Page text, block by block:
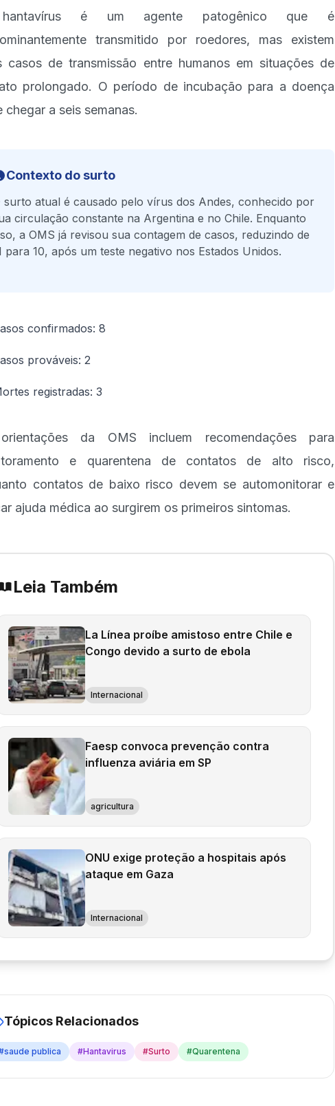
é um agente patogênico que é
transmitido por roedores, mas existem
casos de transmissão entre humanos em situações de
prolongado. O período de incubação para a doença
chegar a seis semanas.
Contexto do surto
surto atual é causado pelo vírus dos Andes, conhecido por
circulação constante na Argentina e no Chile. Enquanto
a OMS já revisou sua contagem de casos, reduzindo de
para 10, após um teste negativo nos Estados Unidos.
confirmados: 8
prováveis: 2
registradas: 3
da OMS incluem recomendações para
e quarentena de contatos de alto risco,
contatos de baixo risco devem se automonitorar e
ajuda médica ao surgirem os primeiros sintomas.
Leia Também
La Línea proíbe amistoso entre Chile e
Congo devido a surto de ebola
Internacional
Faesp convoca prevenção contra
influenza aviária em SP
agricultura
ONU exige proteção a hospitais após
ataque em Gaza
Internacional
Tópicos Relacionados
saude publica #Hantavirus #Surto #Quarentena